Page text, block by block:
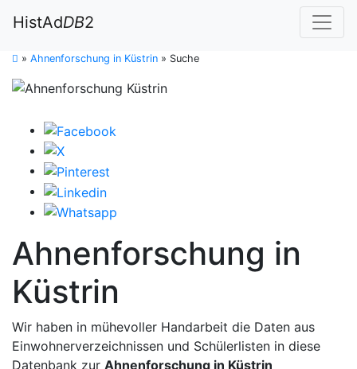
HistAdDB2
» Ahnenforschung in Küstrin » Suche
Ahnenforschung in
Küstrin
Wir haben in mühevoller Handarbeit die Daten aus
Einwohnerverzeichnissen und Schülerlisten in diese
Datenbank zur Ahnenforschung in Küstrin